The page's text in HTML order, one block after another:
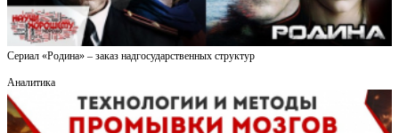
Сериал «Родина» – заказ надгосударственных структур
Аналитика